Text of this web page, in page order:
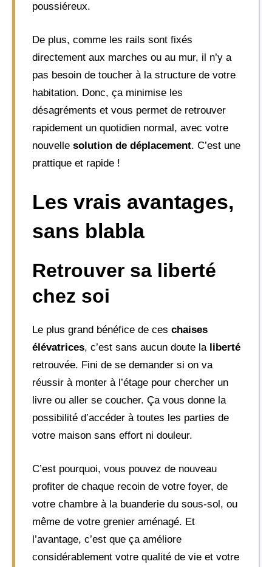
poussiéreux.
De plus, comme les rails sont fixés
directement aux marches ou au mur, il n’y a
pas besoin de toucher à la structure de votre
habitation. Donc, ça minimise les
désagréments et vous permet de retrouver
rapidement un quotidien normal, avec votre
nouvelle solution de déplacement. C’est une
prattique et rapide !
Les vrais avantages,
sans blabla
Retrouver sa liberté
chez soi
Le plus grand bénéfice de ces chaises
élévatrices, c’est sans aucun doute la liberté
retrouvée. Fini de se demander si on va
réussir à monter à l’étage pour chercher un
livre ou aller se coucher. Ça vous donne la
possibilité d’accéder à toutes les parties de
votre maison sans effort ni douleur.
C’est pourquoi, vous pouvez de nouveau
profiter de chaque recoin de votre foyer, de
votre chambre à la buanderie du sous-sol, ou
même de votre grenier aménagé. Et
l’avantage, c’est que ça améliore
considérablement votre qualité de vie et votre